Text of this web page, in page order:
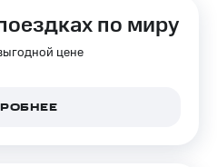
по миру
цене